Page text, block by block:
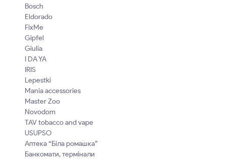
Bosch
Eldorado
FixMe
Gipfel
Giulia
I DA YA
IRIS
Lepestki
Mania accessories
Master Zoo
Novodom
TAV tobacco and vape
USUPSO
Аптека “Біла ромашка”
Банкомати, термінали